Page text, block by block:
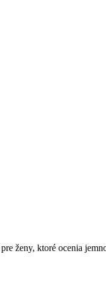
ženy, ktoré ocenia